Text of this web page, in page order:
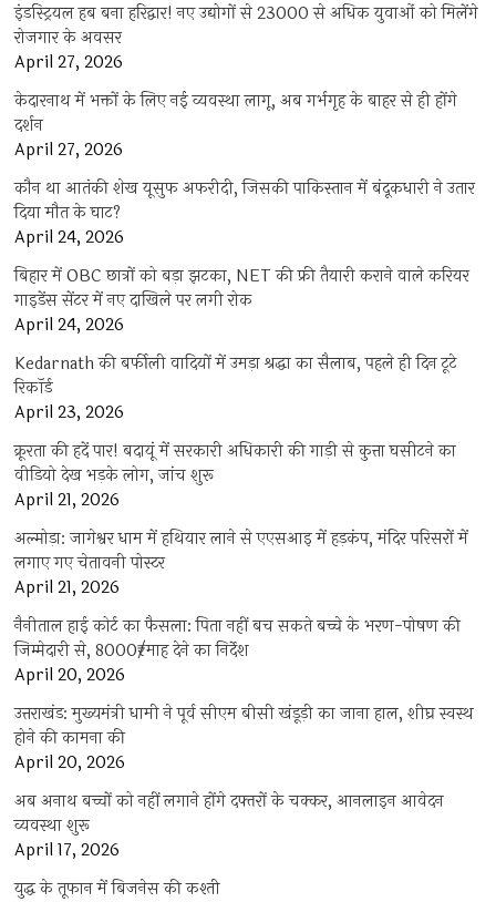
इंडस्ट्रियल हब बना हरिद्वार! नए उद्योगों से 23000 से अधिक युवाओं को मिलेंगे
रोजगार के अवसर
April 27, 2026
केदारनाथ में भक्तों के लिए नई व्यवस्था लागू, अब गर्भगृह के बाहर से ही होंगे
दर्शन
April 27, 2026
कौन था आतंकी शेख यूसुफ अफरीदी, जिसकी पाकिस्तान में बंदूकधारी ने उतार
दिया मौत के घाट?
April 24, 2026
बिहार में OBC छात्रों को बड़ा झटका, NET की फ्री तैयारी कराने वाले करियर
गाइडेंस सेंटर में नए दाखिले पर लगी रोक
April 24, 2026
Kedarnath की बर्फीली वादियों में उमड़ा श्रद्धा का सैलाब, पहले ही दिन टूटे
रिकॉर्ड
April 23, 2026
क्रूरता की हदें पार! बदायूं में सरकारी अधिकारी की गाड़ी से कुत्ता घसीटने का
वीडियो देख भड़के लोग, जांच शुरू
April 21, 2026
अल्मोड़ा: जागेश्वर धाम में हथियार लाने से एएसआइ में हड़कंप, मंदिर परिसरों में
लगाए गए चेतावनी पोस्टर
April 21, 2026
नैनीताल हाई कोर्ट का फैसला: पिता नहीं बच सकते बच्चे के भरण-पोषण की
जिम्मेदारी से, 8000₹/माह देने का निर्देश
April 20, 2026
उत्तराखंड: मुख्यमंत्री धामी ने पूर्व सीएम बीसी खंडूड़ी का जाना हाल, शीघ्र स्वस्थ
होने की कामना की
April 20, 2026
अब अनाथ बच्चों को नहीं लगाने होंगे दफ्तरों के चक्कर, आनलाइन आवेदन
व्यवस्था शुरू
April 17, 2026
युद्ध के तूफान में बिजनेस की कश्ती